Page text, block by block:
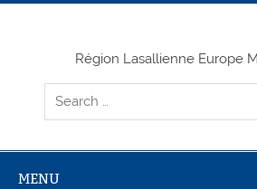
Skip
Région Lasallienne Europe
MENU